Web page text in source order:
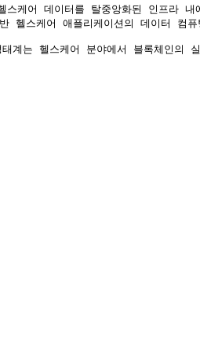
케어 데이터를 탈중앙화된 인프라 내
스케어 애플리케이션의 데이터 컴